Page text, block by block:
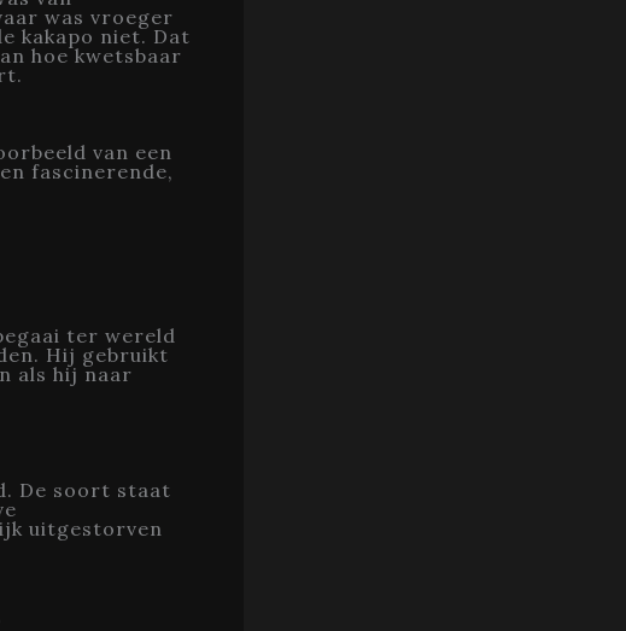
was vroeger
kakapo niet. Dat
hoe kwetsbaar
van een
fascinerende,
ter wereld
Hij gebruikt
als hij naar
De soort staat
uitgestorven